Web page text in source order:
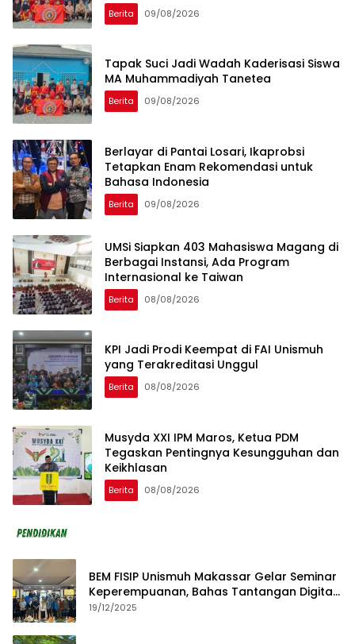
Berita 09/08/2026
Tapak Suci Jadi Wadah Kaderisasi Siswa
MA Muhammadiyah Tanetea
Berita 09/08/2026
Berlayar di Pantai Losari, Ikaprobsi
Tetapkan Enam Rekomendasi untuk
Bahasa Indonesia
Berita 09/08/2026
UMSi Siapkan 403 Mahasiswa Magang di
Berbagai Instansi, Ada Program
Internasional ke Taiwan
Berita 08/08/2026
KPI Jadi Prodi Keempat di FAI Unismuh
yang Terakreditasi Unggul
Berita 08/08/2026
Musyda XXI IPM Maros, Ketua PDM
Tegaskan Pentingnya Kesungguhan dan
Keikhlasan
Berita 08/08/2026
BEM FISIP Unismuh Makassar Gelar Seminar
Keperempuanan, Bahas Tantangan Digital
dan Budaya Lokal
19/12/2025